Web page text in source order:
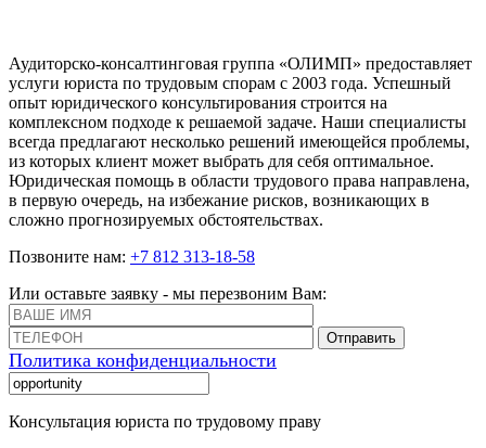
Аудиторско-консалтинговая группа «ОЛИМП» предоставляет
услуги юриста по трудовым спорам с 2003 года. Успешный
опыт юридического консультирования строится на
комплексном подходе к решаемой задаче. Наши специалисты
всегда предлагают несколько решений имеющейся проблемы,
из которых клиент может выбрать для себя оптимальное.
Юридическая помощь в области трудового права направлена,
в первую очередь, на избежание рисков, возникающих в
сложно прогнозируемых обстоятельствах.
Позвоните нам: +7 812 313-18-58
Или оставьте заявку - мы перезвоним Вам:
Отправить
Политика конфиденциальности
Консультация юриста по трудовому праву